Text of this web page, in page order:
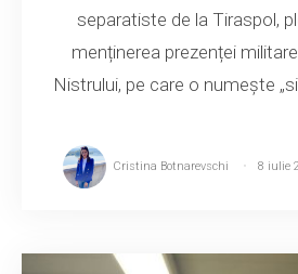
separatiste de la Tiraspol,
menținerea prezenței
Nistrului, pe care o numește
Cristina Botnarevschi 8 iulie